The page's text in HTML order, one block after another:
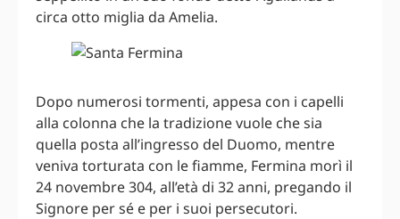
circa otto miglia da Amelia.
Dopo numerosi tormenti, appesa con i capelli
alla colonna che la tradizione vuole che sia
quella posta all’ingresso del Duomo, mentre
veniva torturata con le fiamme, Fermina morì il
24 novembre 304, all’età di 32 anni, pregando il
Signore per sé e per i suoi persecutori.